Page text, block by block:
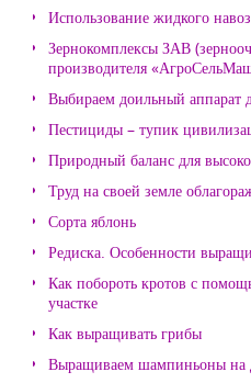
Использование жидкого
Зернокомплексы ЗАВ
производителя
Выбираем доильный аппарат
Пестициды – тупик
Природный баланс для
Труд на своей земле
Сорта яблонь
Редиска. Особенности
Как побороть кротов с
участке
Как выращивать грибы
Выращиваем шампиньоны на